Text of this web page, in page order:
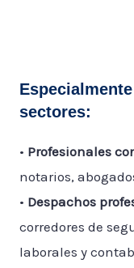
sectores:
• Profesionales
notarios,
• Despachos
corredores de
laborales y